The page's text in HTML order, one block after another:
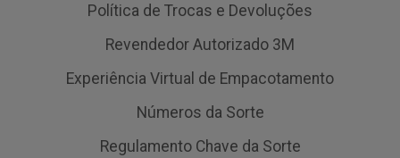
Política de Trocas e Devoluções
Revendedor Autorizado 3M
Experiência Virtual de Empacotamento
Números da Sorte
Regulamento Chave da Sorte